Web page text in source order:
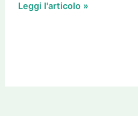
finito
Leggi l'articolo »